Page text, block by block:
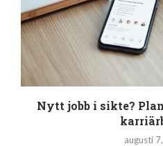
Nytt jobb i sikte?
augusti